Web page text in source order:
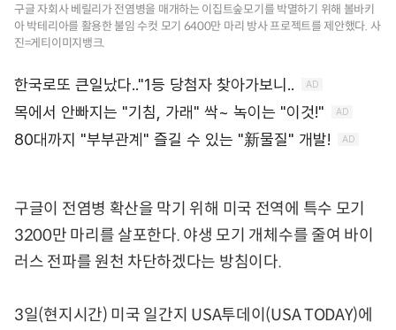
구글 자회사 베릴리가 전염병을 매개하는 이집트숲모기를 박멸하기 위해 볼바키
아 박테리아를 활용한 불임 수컷 모기 6400만 마리 방사 프로젝트를 제안했다. 사
진=게티이미지뱅크.
구글이 전염병 확산을 막기 위해 미국 전역에 특수 모기
3200만 마리를 살포한다. 야생 모기 개체수를 줄여 바이
러스 전파를 원천 차단하겠다는 방침이다.
3일(현지시간) 미국 일간지 USA투데이(USA TODAY)에